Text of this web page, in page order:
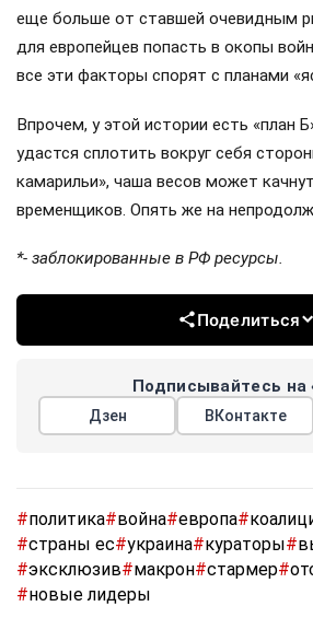
еще больше от ставшей очевидным
для европейцев попасть в окопы
все эти факторы спорят с планами
Впрочем, у этой истории есть «план
удастся сплотить вокруг себя
камарильи», чаша весов может
временщиков. Опять же на
*- заблокированные в РФ ресурсы.
Поделиться
Подписывайтесь на
Дзен ВКонтакте
#политика#война#европа#
#страны ес#украина#кураторы#
#эксклюзив#макрон#стармер#
#новые лидеры